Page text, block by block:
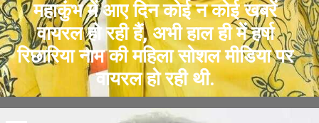
महाकुंभ में आए दिन कोई न कोई खबरें
वायरल हो रही हैं, अभी हाल ही में हर्षा
रिछारिया नाम की महिला सोशल मीडिया पर
वायरल हो रही थी.